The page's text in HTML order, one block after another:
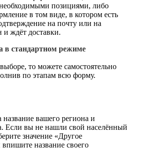
позициями, либо
в том виде, в котором есть
на почту или на
ждёт доставки.
в стандартном режиме
то можете самостоятельно
по этапам всю форму.
вашего региона и
Если вы не нашли свой населённый
значение «Другое
название своего